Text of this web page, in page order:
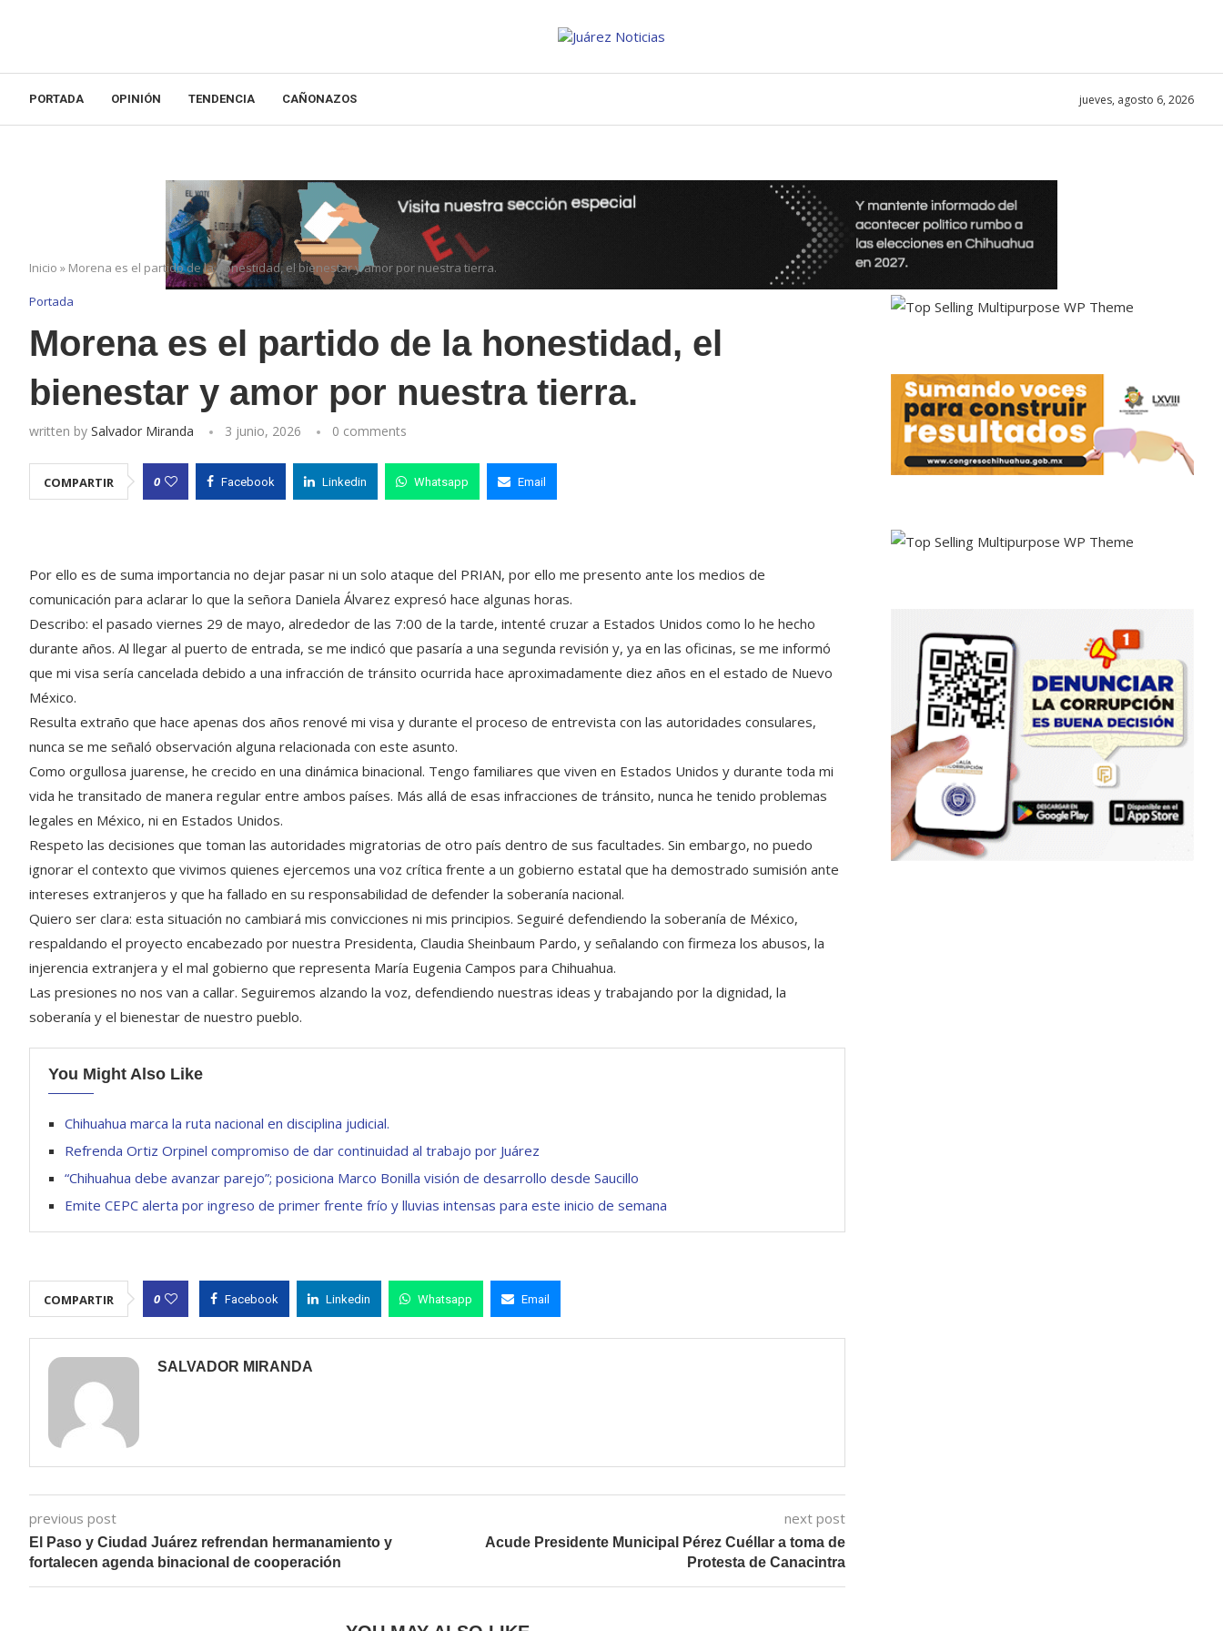
PORTADA OPINIÓN TENDENCIA CAÑONAZOS jueves, agosto 6, 2026
Inicio » Morena es el partido de la honestidad, el bienestar y amor por nuestra tierra.
Portada
Morena es el partido de la honestidad, el
bienestar y amor por nuestra tierra.
written by Salvador Miranda 3 junio, 2026 0 comments
COMPARTIR 0 Facebook Linkedin Whatsapp Email
Por ello es de suma importancia no dejar pasar ni un solo ataque del PRIAN, por ello me presento ante los medios de
comunicación para aclarar lo que la señora Daniela Álvarez expresó hace algunas horas.
Describo: el pasado viernes 29 de mayo, alrededor de las 7:00 de la tarde, intenté cruzar a Estados Unidos como lo he hecho
durante años. Al llegar al puerto de entrada, se me indicó que pasaría a una segunda revisión y, ya en las oficinas, se me informó
que mi visa sería cancelada debido a una infracción de tránsito ocurrida hace aproximadamente diez años en el estado de Nuevo
México.
Resulta extraño que hace apenas dos años renové mi visa y durante el proceso de entrevista con las autoridades consulares,
nunca se me señaló observación alguna relacionada con este asunto.
Como orgullosa juarense, he crecido en una dinámica binacional. Tengo familiares que viven en Estados Unidos y durante toda mi
vida he transitado de manera regular entre ambos países. Más allá de esas infracciones de tránsito, nunca he tenido problemas
legales en México, ni en Estados Unidos.
Respeto las decisiones que toman las autoridades migratorias de otro país dentro de sus facultades. Sin embargo, no puedo
ignorar el contexto que vivimos quienes ejercemos una voz crítica frente a un gobierno estatal que ha demostrado sumisión ante
intereses extranjeros y que ha fallado en su responsabilidad de defender la soberanía nacional.
Quiero ser clara: esta situación no cambiará mis convicciones ni mis principios. Seguiré defendiendo la soberanía de México,
respaldando el proyecto encabezado por nuestra Presidenta, Claudia Sheinbaum Pardo, y señalando con firmeza los abusos, la
injerencia extranjera y el mal gobierno que representa María Eugenia Campos para Chihuahua.
Las presiones no nos van a callar. Seguiremos alzando la voz, defendiendo nuestras ideas y trabajando por la dignidad, la
soberanía y el bienestar de nuestro pueblo.
You Might Also Like
Chihuahua marca la ruta nacional en disciplina judicial.
Refrenda Ortiz Orpinel compromiso de dar continuidad al trabajo por Juárez
“Chihuahua debe avanzar parejo”; posiciona Marco Bonilla visión de desarrollo desde Saucillo
Emite CEPC alerta por ingreso de primer frente frío y lluvias intensas para este inicio de semana
COMPARTIR 0 Facebook Linkedin Whatsapp Email
SALVADOR MIRANDA
previous post
El Paso y Ciudad Juárez refrendan hermanamiento y
fortalecen agenda binacional de cooperación
next post
Acude Presidente Municipal Pérez Cuéllar a toma de
Protesta de Canacintra